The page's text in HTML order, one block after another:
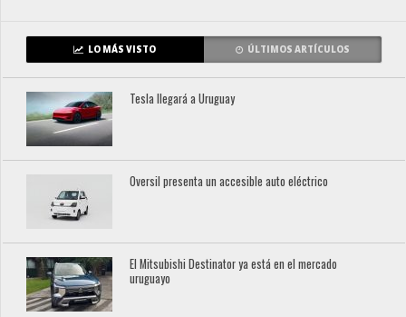
LO MÁS VISTO ÚLTIMOS ARTÍCULOS
Tesla llegará a Uruguay
Oversil presenta un accesible auto eléctrico
El Mitsubishi Destinator ya está en el mercado
uruguayo